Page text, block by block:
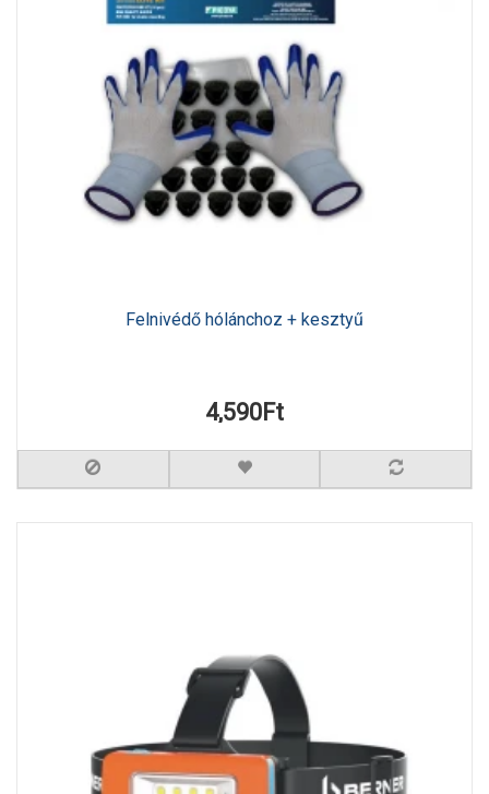
Felnivédő hólánchoz + kesztyű
4,590Ft